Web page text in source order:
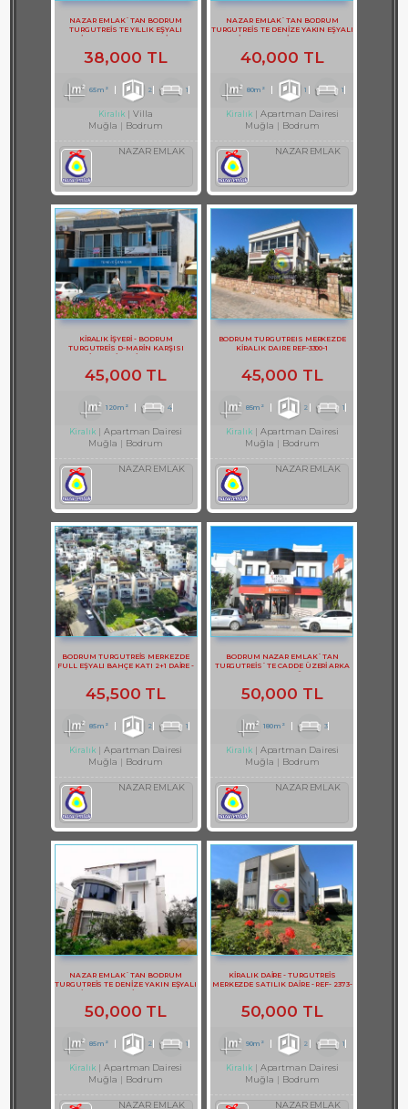
NAZAR EMLAK`TAN BODRUM
TURGUTREİS TE YILLIK EŞYALI
KİRALIK BAHÇE KATI DAİRE
38,000 TL
65m² 2 1
Kiralık
Villa
Muğla
Bodrum
NAZAR EMLAK
NAZAR EMLAK`TAN BODRUM
TURGUTREİS TE DENİZE YAKIN EŞYALI
KİRALIK 1+1 DAİRE REF-2983
40,000 TL
80m² 1 1
Kiralık
Apartman Dairesi
Muğla
Bodrum
NAZAR EMLAK
KİRALIK İŞYERİ - BODRUM
TURGUTREİS D-MARİN KARŞISI
45,000 TL
120m² 4
Kiralık
Apartman Dairesi
Muğla
Bodrum
NAZAR EMLAK
BODRUM TURGUTREIS MERKEZDE
KİRALIK DAIRE REF-3300-1
45,000 TL
85m² 2 1
Kiralık
Apartman Dairesi
Muğla
Bodrum
NAZAR EMLAK
BODRUM TURGUTREİS MERKEZDE
FULL EŞYALI BAHÇE KATI 2+1 DAİRE -
45,500 TL
85m² 2 1
Kiralık
Apartman Dairesi
Muğla
Bodrum
NAZAR EMLAK
BODRUM NAZAR EMLAK`TAN
TURGUTREİS`TE CADDE ÜZERİ ARKA
50,000 TL
180m² 3
Kiralık
Apartman Dairesi
Muğla
Bodrum
NAZAR EMLAK
NAZAR EMLAK`TAN BODRUM
TURGUTREİS TE DENİZE YAKIN EŞYALI
50,000 TL
85m² 2 1
Kiralık
Apartman Dairesi
Muğla
Bodrum
NAZAR EMLAK
KİRALIK DAİRE - TURGUTREİS
MERKEZDE SATILIK DAİRE - REF- 2373-
50,000 TL
90m² 2 1
Kiralık
Apartman Dairesi
Muğla
Bodrum
NAZAR EMLAK